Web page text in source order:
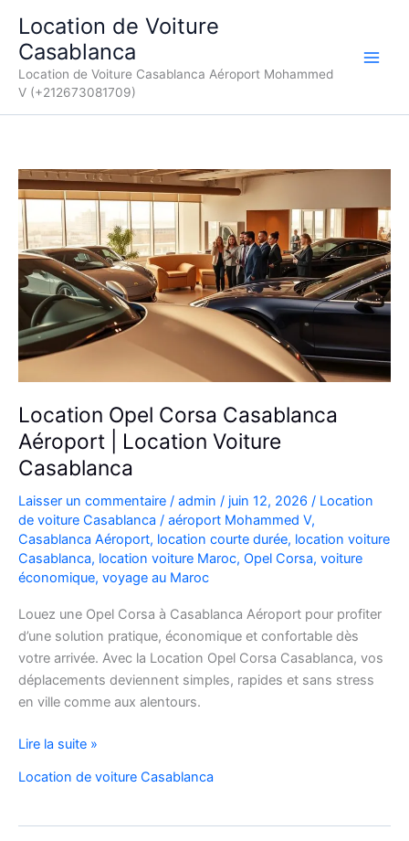
contenu
Location de Voiture
Casablanca
Location de Voiture Casablanca Aéroport Mohammed
V (+212673081709)
Location Opel Corsa Casablanca
Aéroport | Location Voiture
Casablanca
Laisser un commentaire / admin / juin 12, 2026 / Location
de voiture Casablanca / aéroport Mohammed V,
Casablanca Aéroport, location courte durée, location voiture
Casablanca, location voiture Maroc, Opel Corsa, voiture
économique, voyage au Maroc
Louez une Opel Corsa à Casablanca Aéroport pour profiter
d’une solution pratique, économique et confortable dès
votre arrivée. Avec la Location Opel Corsa Casablanca, vos
déplacements deviennent simples, rapides et sans stress
en ville comme aux alentours.
Location
Corsa
Aéroport
Lire la suite »
Location de voiture Casablanca